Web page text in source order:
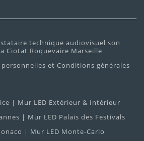
technique audiovisuel son
Ciotat Roquevaire Marseille
et Conditions générales
| Mur LED Extérieur & Intérieur
| Mur LED Palais des Festivals
| Mur LED Monte-Carlo